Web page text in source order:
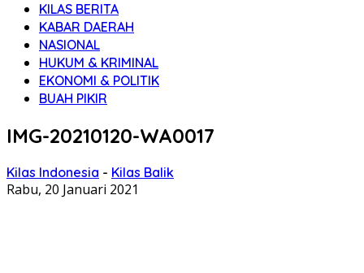
KILAS BERITA
KABAR DAERAH
NASIONAL
HUKUM & KRIMINAL
EKONOMI & POLITIK
BUAH PIKIR
IMG-20210120-WA0017
Kilas Indonesia - Kilas Balik
Rabu, 20 Januari 2021